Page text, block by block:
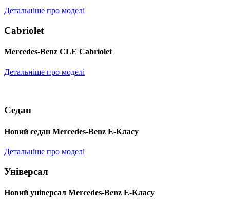
Детальніше про моделі
Cabriolet
Mercedes-Benz CLE Cabriolet
Детальніше про моделі
Седан
Новий седан Mercedes-Benz Е-Класу
Детальніше про моделі
Універсал
Новий універсал Mercedes-Benz E-Класу